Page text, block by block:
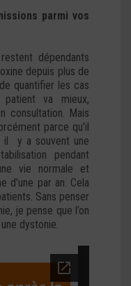
parmi vos
dépendants
depuis plus de
quantifier les cas
va mieux,
consultation. Mais
parce qu’il
il y a souvent une
pendant
vie normale et
d’une par an. Cela
Sans penser
je pense que l’on
dystonie.